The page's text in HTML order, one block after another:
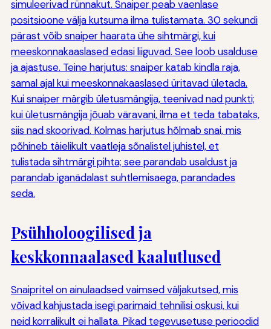
simuleerivad rünnakut. Snaiper peab vaenlase
positsioone välja kutsuma ilma tulistamata. 30 sekundi
pärast võib snaiper haarata ühe sihtmärgi, kui
meeskonnakaaslased edasi liiguvad. See loob usalduse
ja ajastuse. Teine harjutus: snaiper katab kindla raja,
samal ajal kui meeskonnakaaslased üritavad ületada.
Kui snaiper märgib ületusmängija, teenivad nad punkti;
kui ületusmängija jõuab väravani, ilma et teda tabataks,
siis nad skoorivad. Kolmas harjutus hõlmab snai, mis
põhineb täielikult vaatleja sõnalistel juhistel, et
tulistada sihtmärgi pihta; see parandab usaldust ja
parandab iganädalast suhtlemisaega, parandades
seda.
Psühholoogilised ja
keskkonnaalased kaalutlused
Snaipritel on ainulaadsed vaimsed väljakutsed, mis
võivad kahjustada isegi parimaid tehnilisi oskusi, kui
neid korralikult ei hallata. Pikad tegevusetuse perioodid